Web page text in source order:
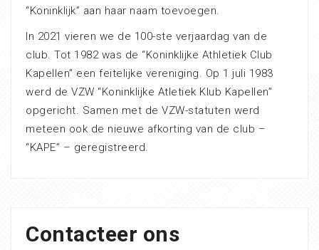
“Koninklijk” aan haar naam toevoegen.
In 2021 vieren we de 100-ste verjaardag van de
club. Tot 1982 was de “Koninklijke Athletiek Club
Kapellen” een feitelijke vereniging. Op 1 juli 1983
werd de VZW “Koninklijke Atletiek Klub Kapellen”
opgericht. Samen met de VZW-statuten werd
meteen ook de nieuwe afkorting van de club –
“KAPE” – geregistreerd.
Contacteer ons